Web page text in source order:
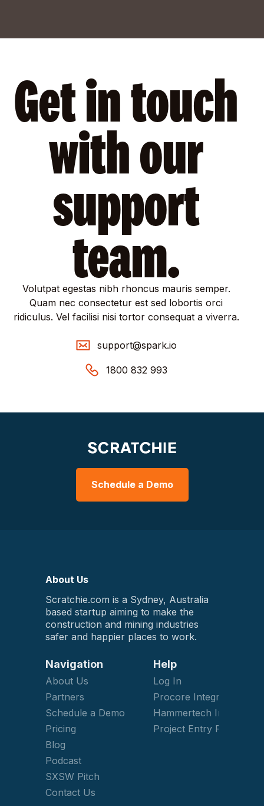
Get in touch
with our
support
team.
Volutpat egestas nibh rhoncus mauris semper.
Quam nec consectetur est sed lobortis orci
ridiculus. Vel facilisi nisi tortor consequat a viverra.
support@spark.io
1800 832 993
Schedule a Demo
About Us
Scratchie.com is a Sydney, Australia
based startup aiming to make the
construction and mining industries
safer and happier places to work.
Navigation
About Us
Partners
Schedule a Demo
Pricing
Blog
Podcast
SXSW Pitch
Contact Us
Help
Log In
Procore Integration
Hammertech Integration
Project Entry Form